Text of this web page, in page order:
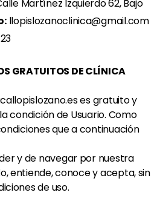
Martínez Izquierdo 62, Bajo
llopislozanoclinica@gmail.com
GRATUITOS DE CLÍNICA
es gratuito y
condición de Usuario. Como
que a continuación
y de navegar por nuestra
entiende, conoce y acepta, sin
de uso.